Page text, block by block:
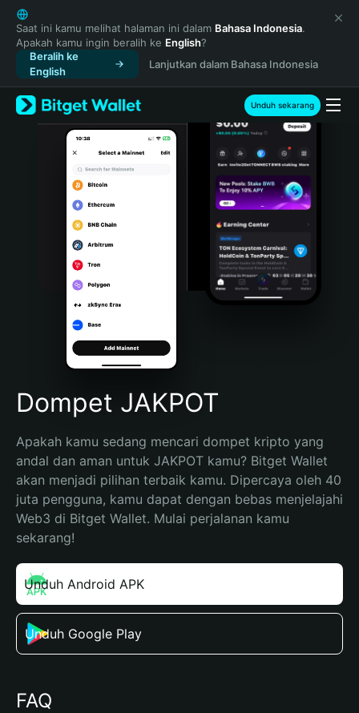
English
日本語
Tiếng Việt
Русский
Español (Latinoamérica)
Türkçe
Italiano
Português (Portugal)
Bahasa Indonesia
Português (Brasil)
Español (Argentina)
Saat ini kamu melihat halaman ini dalam Bahasa Indonesia.
Apakah kamu ingin beralih ke English?
Beralih ke
English
Lanjutkan dalam Bahasa Indonesia
Unduh sekarang
Dompet JAKPOT
Apakah kamu sedang mencari dompet kripto yang
andal dan aman untuk JAKPOT kamu? Bitget Wallet
akan menjadi pilihan terbaik kamu. Dipercaya oleh 40
juta pengguna, kamu dapat dengan bebas menjelajahi
Web3 di Bitget Wallet. Mulai perjalanan kamu
sekarang!
Unduh Android APK
Unduh Google Play
FAQ